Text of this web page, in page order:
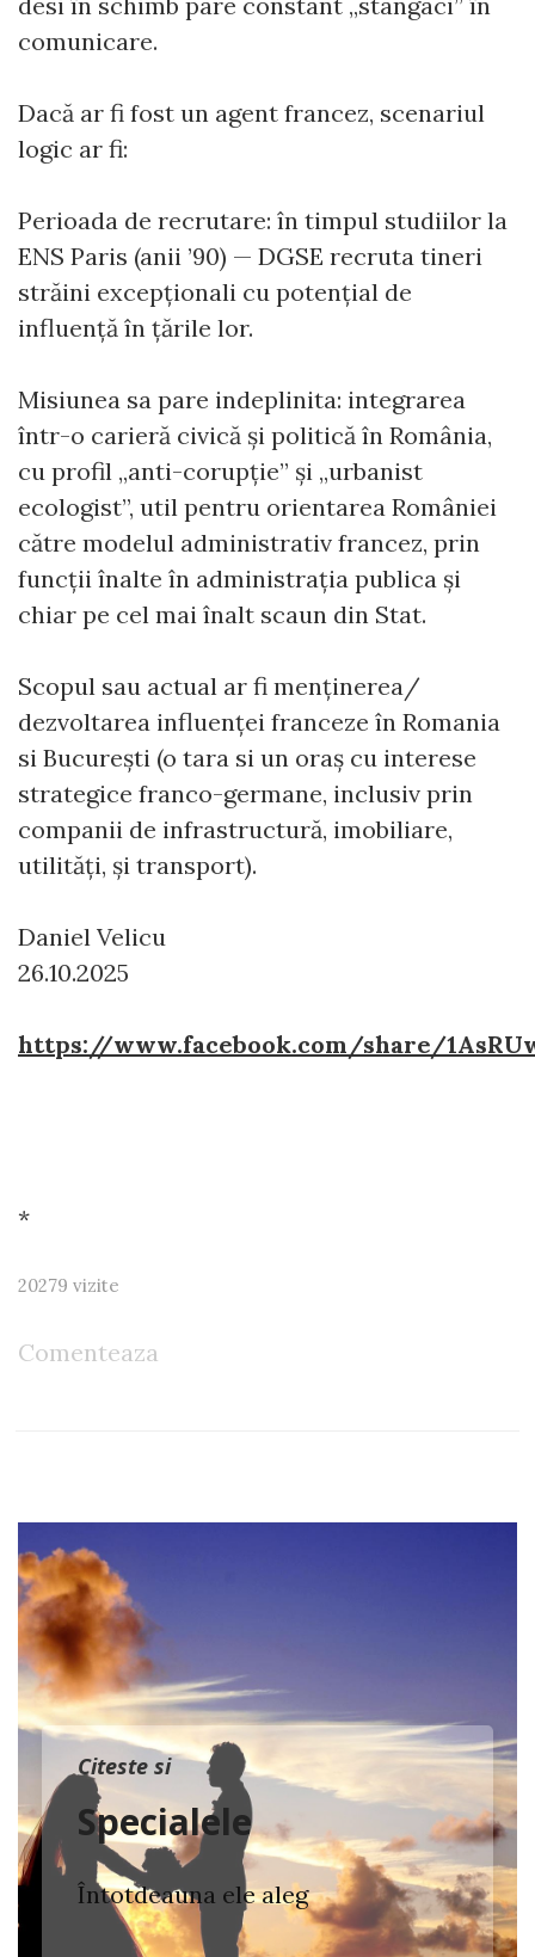
comunicare.
Dacă ar fi fost un agent francez, scenariul
logic ar fi:
Perioada de recrutare: în timpul studiilor la
ENS Paris (anii ’90) — DGSE recruta tineri
străini excepționali cu potențial de
influență în țările lor.
Misiunea sa pare indeplinita: integrarea
într-o carieră civică și politică în România,
cu profil „anti-corupție” și „urbanist
ecologist”, util pentru orientarea României
către modelul administrativ francez, prin
funcții înalte în administrația publica și
chiar pe cel mai înalt scaun din Stat.
Scopul sau actual ar fi menținerea/
dezvoltarea influenței franceze în Romania
si București (o tara si un oraș cu interese
strategice franco-germane, inclusiv prin
companii de infrastructură, imobiliare,
utilități, și transport).
Daniel Velicu
26.10.2025
https://www.facebook.com/share/
*
20279 vizite
Comenteaza
Citeste si
Specialele
Întotdeauna ele aleg